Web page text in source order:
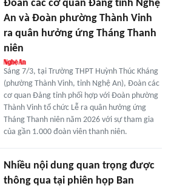
Đoàn các cơ quan Đảng tỉnh Nghệ
An và Đoàn phường Thành Vinh
ra quân hưởng ứng Tháng Thanh
niên
Sáng 7/3, tại Trường THPT Huỳnh Thúc Kháng
(phường Thành Vinh, tỉnh Nghệ An), Đoàn các
cơ quan Đảng tỉnh phối hợp với Đoàn phường
Thành Vinh tổ chức Lễ ra quân hưởng ứng
Tháng Thanh niên năm 2026 với sự tham gia
của gần 1.000 đoàn viên thanh niên.
Nhiều nội dung quan trọng được
thông qua tại phiên họp Ban